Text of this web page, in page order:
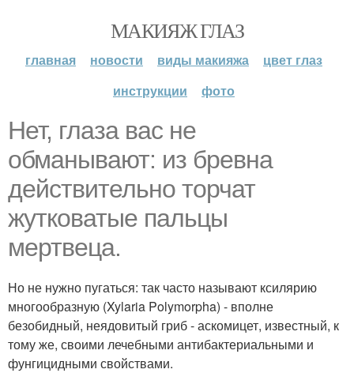
МАКИЯЖ ГЛАЗ
главная новости виды макияжа
цвет глаз
инструкции
фото
Нет, глаза вас не
обманывают: из бревна
действительно торчат
жутковатые пальцы
мертвеца.
Но не нужно пугаться: так часто называют ксилярию
многообразную (Xylaria Polymorpha) - вполне
безобидный, неядовитый гриб - аскомицет, известный, к
тому же, своими лечебными антибактериальными и
фунгицидными свойствами.